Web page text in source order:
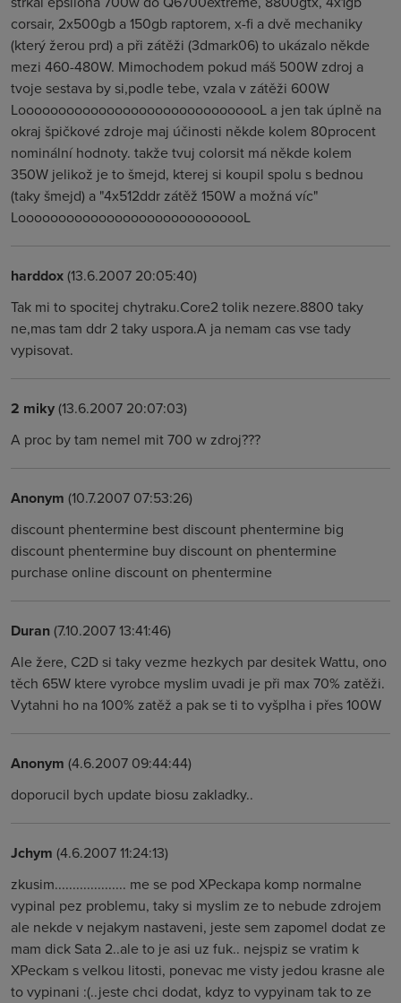
corsair, 2x500gb a 150gb raptorem, x-fi a dvě mechaniky
(který žerou prd) a při zátěži (3dmark06) to ukázalo někde
mezi 460-480W. Mimochodem pokud máš 500W zdroj a
tvoje sestava by si,podle tebe, vzala v zátěži 600W
LooooooooooooooooooooooooooooooL a jen tak úplně na
okraj špičkové zdroje maj účinosti někde kolem 80procent
nominální hodnoty. takže tvuj colorsit má někde kolem
350W jelikož je to šmejd, kterej si koupil spolu s bednou
(taky šmejd) a "4x512ddr zátěž 150W a možná víc"
LooooooooooooooooooooooooooooL
harddox(13.6.2007 20:05:40)
Tak mi to spocitej chytraku.Core2 tolik nezere.8800 taky
ne,mas tam ddr 2 taky uspora.A ja nemam cas vse tady
vypisovat.
2 miky(13.6.2007 20:07:03)
A proc by tam nemel mit 700 w zdroj???
Anonym (10.7.2007 07:53:26)
discount phentermine best discount phentermine big
discount phentermine buy discount on phentermine
purchase online discount on phentermine
Duran(7.10.2007 13:41:46)
Ale žere, C2D si taky vezme hezkych par desitek Wattu, ono
těch 65W ktere vyrobce myslim uvadi je při max 70% zatěži.
Vytahni ho na 100% zatěž a pak se ti to vyšplha i přes 100W
Anonym (4.6.2007 09:44:44)
doporucil bych update biosu zakladky..
Jchym (4.6.2007 11:24:13)
zkusim.................... me se pod XPeckapa komp normalne
vypinal pez problemu, taky si myslim ze to nebude zdrojem
ale nekde v nejakym nastaveni, jeste sem zapomel dodat ze
mam dick Sata 2..ale to je asi uz fuk.. nejspiz se vratim k
XPeckam s velkou litosti, ponevac me visty jedou krasne ale
to vypinani :(..jeste chci dodat, kdyz to vypyinam tak to ze